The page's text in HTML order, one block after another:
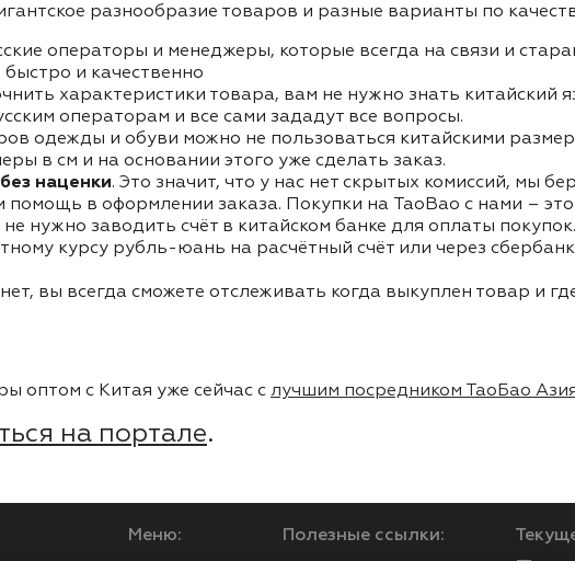
разнообразие товаров и разные варианты по
операторы и менеджеры, которые всегда на связи и
и качественно
характеристики товара, вам не нужно знать китайский
операторам и все сами зададут все вопросы.
одежды и обуви можно не пользоваться китайскими
в см и на основании этого уже сделать заказ.
наценки. Это значит, что у нас нет скрытых комиссий, мы
помощь в оформлении заказа. Покупки на TaoBao с нами – это
нужно заводить счёт в китайском банке для оплаты
курсу рубль-юань на расчётный счёт или через
вы всегда сможете отслеживать когда выкуплен товар и
оптом с Китая уже сейчас с лучшим посредником ТаоБао
на портале.
Меню: Полезные ссылки: